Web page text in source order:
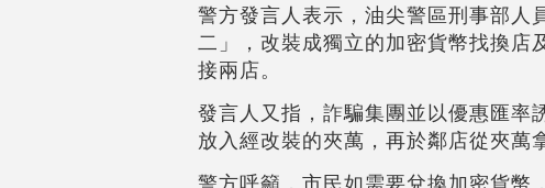
警方發言人表示，油尖警區刑事部人
二」，改裝成獨立的加密貨幣找換店
接兩店。
發言人又指，詐騙集團並以優惠匯率
放入經改裝的夾萬，再於鄰店從夾萬
警方呼籲，市民如需要兌換加密貨幣